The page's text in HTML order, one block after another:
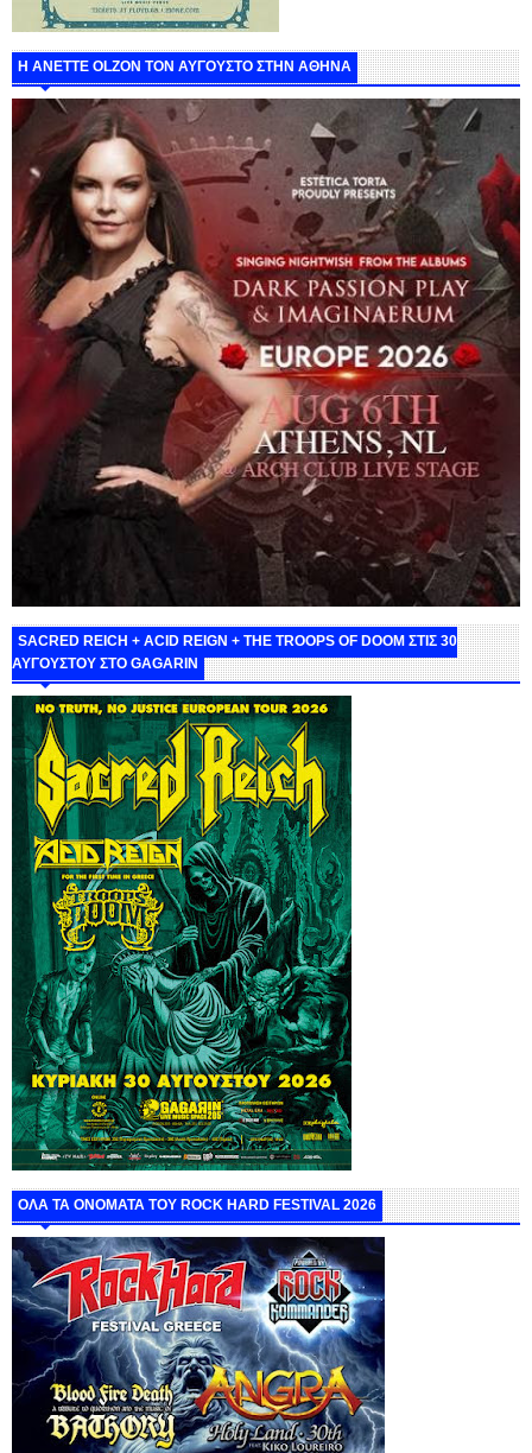
Η ANETTE OLZON ΤΟΝ ΑΥΓΟΥΣΤΟ ΣΤΗΝ ΑΘΗΝΑ
SACRED REICH + ACID REIGN + THE TROOPS OF DOOM ΣΤΙΣ 30
ΑΥΓΟΥΣΤΟΥ ΣΤΟ GAGARIN
ΟΛΑ ΤΑ ΟΝΟΜΑΤΑ ΤΟΥ ROCK HARD FESTIVAL 2026